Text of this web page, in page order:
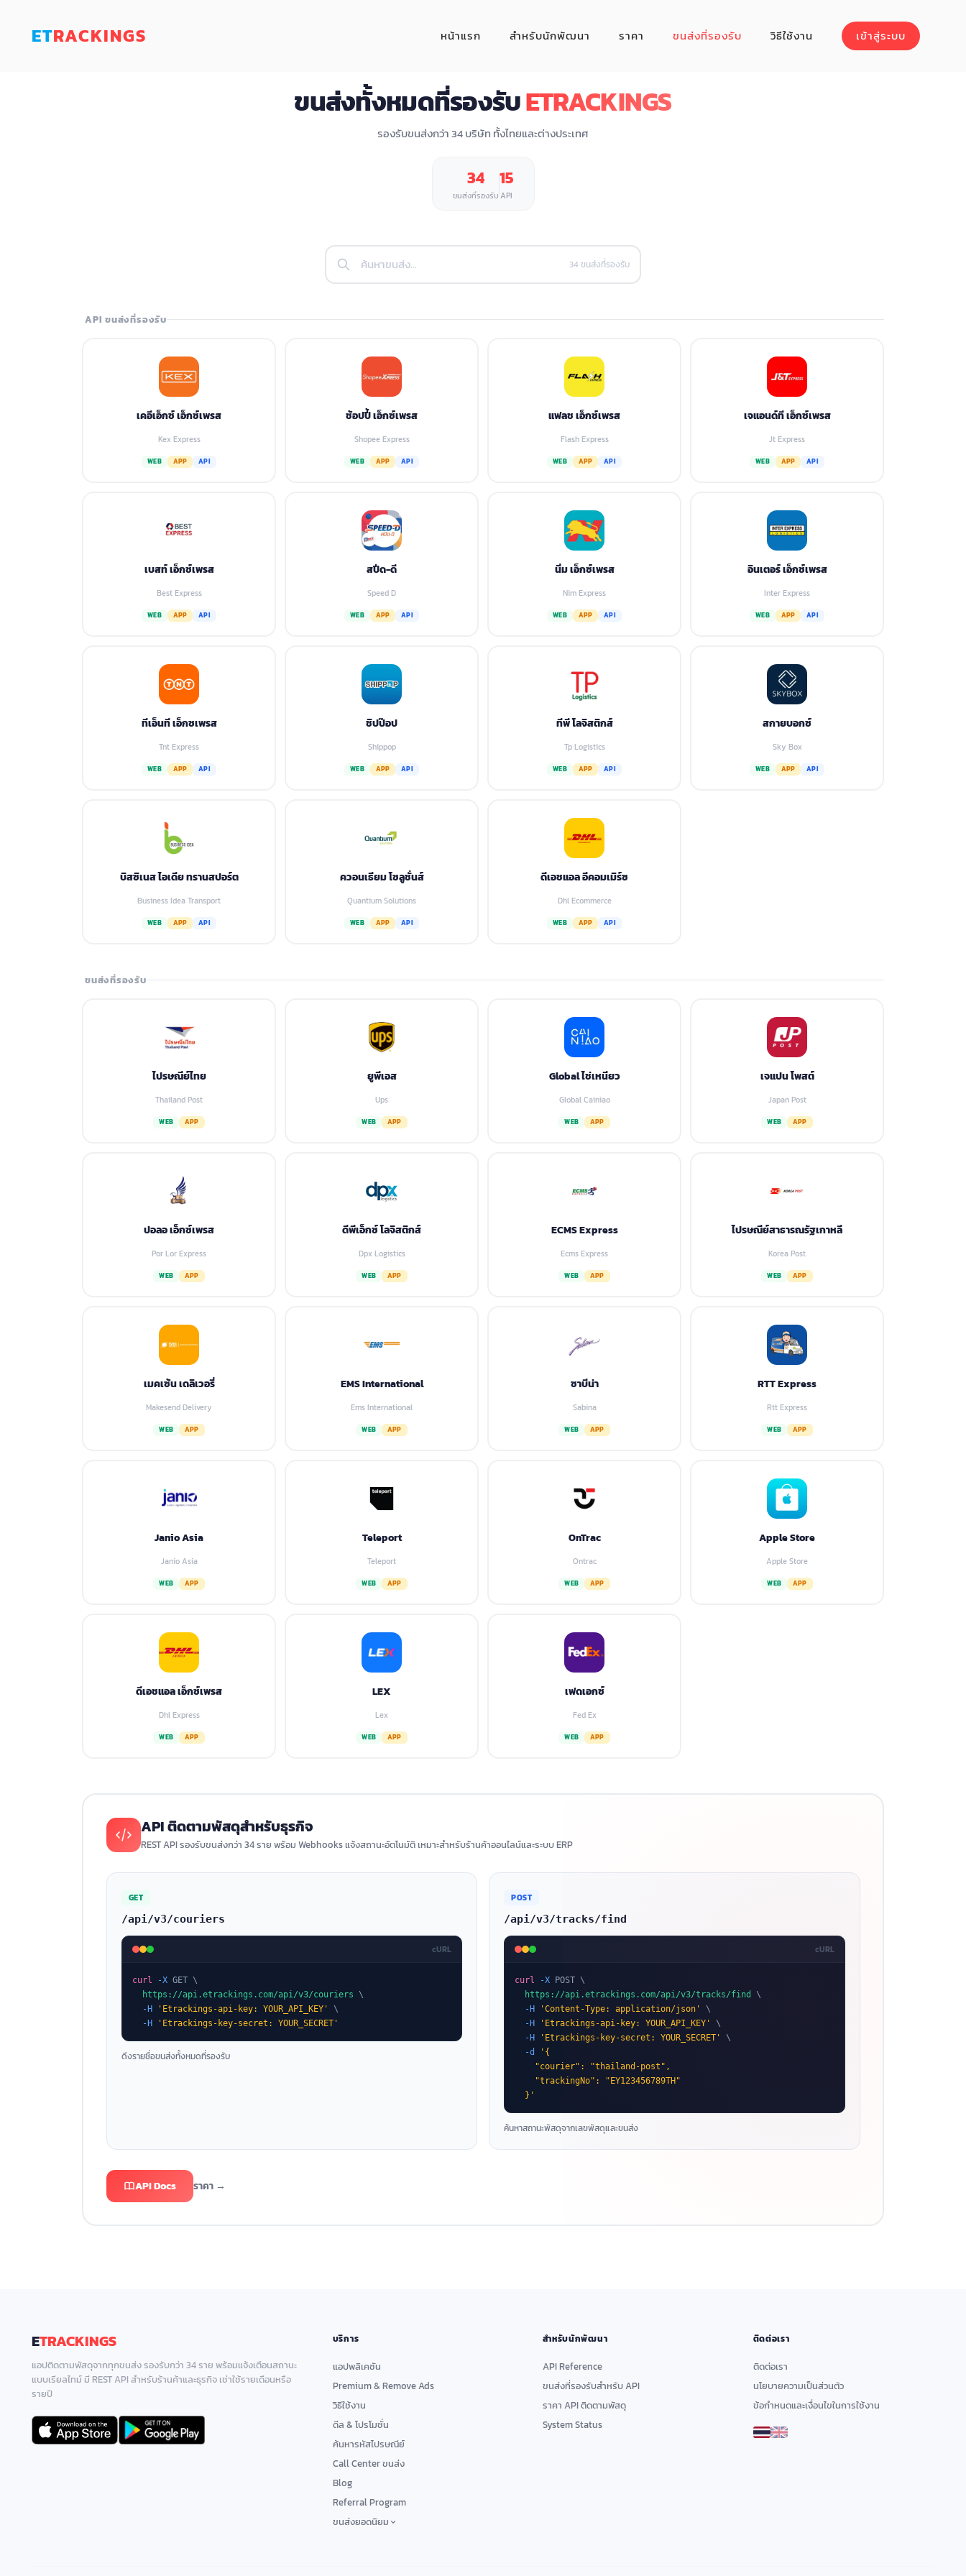
ETRACKINGS หน้าแรก สำหรับนักพัฒนา ราคา ขนส่งที่รองรับ วิธีใช้งาน เข้าสู่ระบบ
ขนส่งทั้งหมดที่รองรับETRACKINGS
รองรับขนส่งกว่า 34 บริษัท ทั้งไทยและต่างประเทศ
34
ขนส่งที่รองรับ
15
API
34 ขนส่งที่รองรับ
API ขนส่งที่รองรับ
เคอีเอ็กซ์ เอ็กซ์เพรส
Kex Express
WEB APP API
ช้อปปี้ เอ็กซ์เพรส
Shopee Express
WEB APP API
แฟลช เอ็กซ์เพรส
Flash Express
WEB APP API
เจแอนด์ที เอ็กซ์เพรส
Jt Express
WEB APP API
เบสท์ เอ็กซ์เพรส
Best Express
WEB APP API
สปีด-ดี
Speed D
WEB APP API
นิ่ม เอ็กซ์เพรส
Nim Express
WEB APP API
อินเตอร์ เอ็กซ์เพรส
Inter Express
WEB APP API
ทีเอ็นที เอ็กซเพรส
Tnt Express
WEB APP API
ชิปป๊อป
Shippop
WEB APP API
ทีพี โลจิสติกส์
Tp Logistics
WEB APP API
สกายบอกซ์
Sky Box
WEB APP API
บิสซิเนส ไอเดีย ทรานสปอร์ต
Business Idea Transport
WEB APP API
ควอนเธียม โซลูชั่นส์
Quantium Solutions
WEB APP API
ดีเอชแอล อีคอมเมิร์ซ
Dhl Ecommerce
WEB APP API
ขนส่งที่รองรับ
ไปรษณีย์ไทย
Thailand Post
WEB APP
ยูพีเอส
Ups
WEB APP
Global ไช่เหนียว
Global Cainiao
WEB APP
เจแปน โพสต์
Japan Post
WEB APP
ปอลอ เอ็กซ์เพรส
Por Lor Express
WEB APP
ดีพีเอ็กซ์ โลจิสติกส์
Dpx Logistics
WEB APP
ECMS Express
Ecms Express
WEB APP
ไปรษณีย์สาธารณรัฐเกาหลี
Korea Post
WEB APP
เมคเซ้น เดลิเวอรี่
Makesend Delivery
WEB APP
EMS International
Ems International
WEB APP
ซาบีน่า
Sabina
WEB APP
RTT Express
Rtt Express
WEB APP
Janio Asia
Janio Asia
WEB APP
Teleport
Teleport
WEB APP
OnTrac
Ontrac
WEB APP
Apple Store
Apple Store
WEB APP
ดีเอชแอล เอ็กซ์เพรส
Dhl Express
WEB APP
LEX
Lex
WEB APP
เฟดเอกซ์
Fed Ex
WEB APP
API ติดตามพัสดุสำหรับธุรกิจ
REST API รองรับขนส่งกว่า 34 ราย พร้อม Webhooks แจ้งสถานะอัตโนมัติ เหมาะสำหรับร้านค้าออนไลน์และระบบ ERP
GET
/api/v3/couriers
cURL
curl -X GET \
https://api.etrackings.com/api/v3/couriers \
-H
'Etrackings-api-key: YOUR_API_KEY'
\
-H
'Etrackings-key-secret: YOUR_SECRET'
ดึงรายชื่อขนส่งทั้งหมดที่รองรับ
POST
/api/v3/tracks/find
cURL
curl -X POST \
https://api.etrackings.com/api/v3/tracks/find
\
-H
'Content-Type: application/json'
\
-H
'Etrackings-api-key: YOUR_API_KEY'
\
-H
'Etrackings-key-secret: YOUR_SECRET'
\
-d
'{
    "courier": "thailand-post",
    "trackingNo": "EY123456789TH"
  }'
ค้นหาสถานะพัสดุจากเลขพัสดุและขนส่ง
API Docs ราคา →
ETRACKINGS
แอปติดตามพัสดุจากทุกขนส่ง รองรับกว่า 34 ราย พร้อมแจ้งเตือนสถานะ
แบบเรียลไทม์ มี REST API สำหรับร้านค้าและธุรกิจ เช่าใช้รายเดือนหรือ
รายปี
บริการ
แอปพลิเคชัน
Premium & Remove Ads
วิธีใช้งาน
ดีล & โปรโมชั่น
ค้นหารหัสไปรษณีย์
Call Center ขนส่ง
Blog
Referral Program
ขนส่งยอดนิยม
สำหรับนักพัฒนา
API Reference
ขนส่งที่รองรับสำหรับ API
ราคา API ติดตามพัสดุ
System Status
ติดต่อเรา
ติดต่อเรา
นโยบายความเป็นส่วนตัว
ข้อกำหนดและเงื่อนไขในการใช้งาน